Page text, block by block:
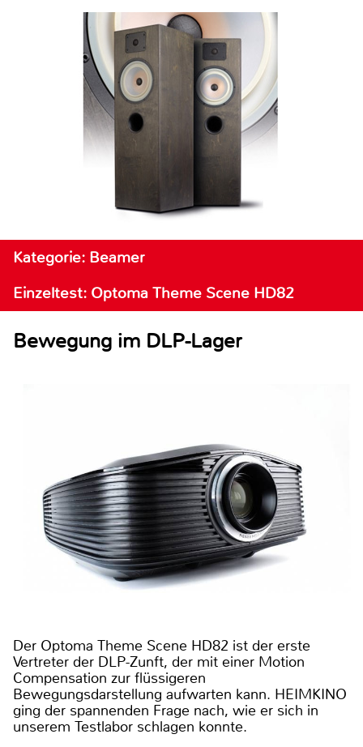
Kategorie: Beamer
Einzeltest: Optoma Theme Scene HD82
Bewegung im DLP-Lager
Der Optoma Theme Scene HD82 ist der erste
Vertreter der DLP-Zunft, der mit einer Motion
Compensation zur flüssigeren
Bewegungsdarstellung aufwarten kann. HEIMKINO
ging der spannenden Frage nach, wie er sich in
unserem Testlabor schlagen konnte.